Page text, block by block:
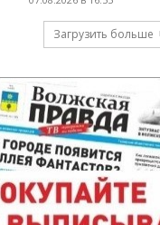
Загрузить больше